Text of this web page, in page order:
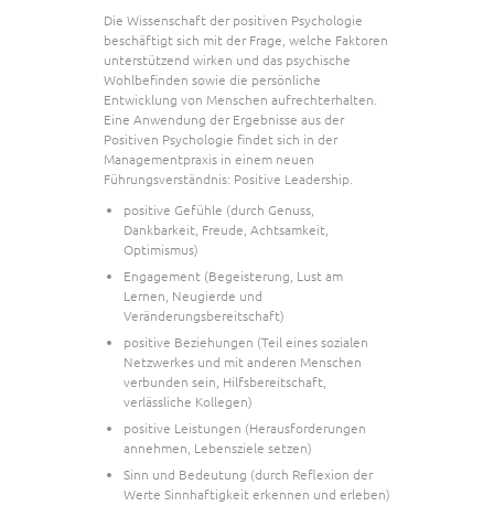
Die Wissenschaft der positiven Psychologie
beschäftigt sich mit der Frage, welche Faktoren
unterstützend wirken und das psychische
Wohlbefinden sowie die persönliche
Entwicklung von Menschen aufrechterhalten.
Eine Anwendung der Ergebnisse aus der
Positiven Psychologie findet sich in der
Managementpraxis in einem neuen
Führungsverständnis: Positive Leadership.
positive Gefühle (durch Genuss,
Dankbarkeit, Freude, Achtsamkeit,
Optimismus)
Engagement (Begeisterung, Lust am
Lernen, Neugierde und
Veränderungsbereitschaft)
positive Beziehungen (Teil eines sozialen
Netzwerkes und mit anderen Menschen
verbunden sein, Hilfsbereitschaft,
verlässliche Kollegen)
positive Leistungen (Herausforderungen
annehmen, Lebensziele setzen)
Sinn und Bedeutung (durch Reflexion der
Werte Sinnhaftigkeit erkennen und erleben)